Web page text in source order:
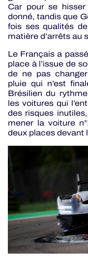
Car pour se
donné, tandis que
fois ses qualités
matière d’arrêts au
Le Français a
place à l’issue de
de ne pas
pluie qui n’est
Brésilien du
les voitures qui
des risques
mener la voiture
deux places devant